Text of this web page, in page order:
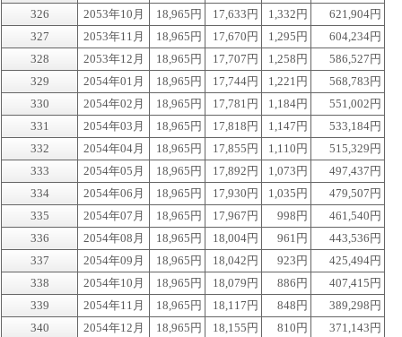
326
2053年10月 18,965円 17,633円 1,332円
621,904円
327
2053年11月 18,965円 17,670円 1,295円
604,234円
328
2053年12月 18,965円 17,707円 1,258円
586,527円
329
2054年01月 18,965円 17,744円 1,221円
568,783円
330
2054年02月 18,965円 17,781円 1,184円
551,002円
331
2054年03月 18,965円 17,818円 1,147円
533,184円
332
2054年04月 18,965円 17,855円 1,110円
515,329円
333
2054年05月 18,965円 17,892円 1,073円
497,437円
334
2054年06月 18,965円 17,930円 1,035円
479,507円
335
2054年07月 18,965円 17,967円 998円
461,540円
336
2054年08月 18,965円 18,004円 961円
443,536円
337
2054年09月 18,965円 18,042円 923円
425,494円
338
2054年10月 18,965円 18,079円 886円
407,415円
339
2054年11月 18,965円 18,117円 848円
389,298円
340
2054年12月 18,965円 18,155円 810円
371,143円